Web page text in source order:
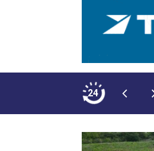
24
NEOPLAN Skyliner Ekledi